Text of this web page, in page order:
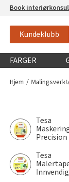
Book
Kundeklubb
FARGER
Hjem
Tesa
Precision
Tesa
Innvendig